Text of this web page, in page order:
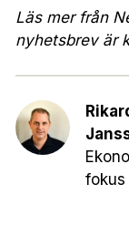
Läs mer från
nyhetsbrev är
fokus